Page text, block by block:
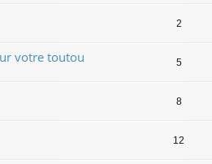
2
votre toutou 5
8
12